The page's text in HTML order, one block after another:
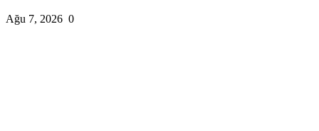
Ağu 7, 2026 0